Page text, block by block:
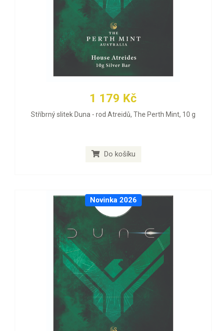
1 179 Kč
Stříbrný slitek Duna - rod Atreidů, The Perth Mint, 10 g
Do košíku
Novinka 2026